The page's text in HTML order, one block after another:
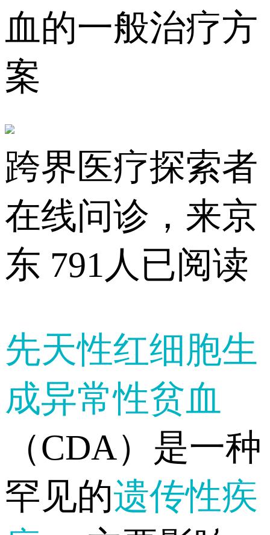
血的一般治疗方
案
跨界医疗探索者
在线问诊，来京
东 791人已阅读
先天性红细胞生
成异常性贫血
（CDA）是一种
罕见的遗传性疾